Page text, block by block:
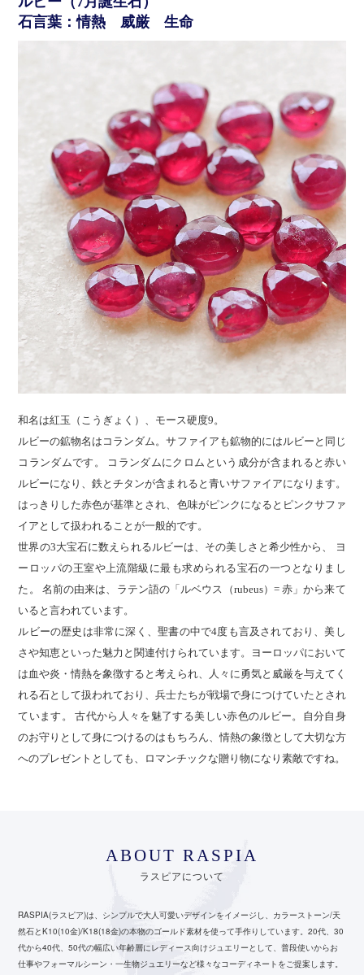
石言葉：情熱 威厳 生命
和名は紅玉（こうぎょく）、モース硬度9。
ルビーの鉱物名はコランダム。サファイアも鉱物的にはルビーと同じ
コランダムです。 コランダムにクロムという成分が含まれると赤い
ルビーになり、鉄とチタンが含まれると青いサファイアになります。
はっきりした赤色が基準とされ、色味がピンクになるとピンクサファ
イアとして扱われることが一般的です。
世界の3大宝石に数えられるルビーは、その美しさと希少性から、 ヨ
ーロッパの王室や上流階級に最も求められる宝石の一つとなりまし
た。 名前の由来は、ラテン語の「ルベウス（rubeus）= 赤」から来て
いると言われています。
ルビーの歴史は非常に深く、聖書の中で4度も言及されており、美し
さや知恵といった魅力と関連付けられています。ヨーロッパにおいて
は血や炎・情熱を象徴すると考えられ、人々に勇気と威厳を与えてく
れる石として扱われており、兵士たちが戦場で身につけていたとされ
ています。 古代から人々を魅了する美しい赤色のルビー。自分自身
のお守りとして身につけるのはもちろん、情熱の象徴として大切な方
へのプレゼントとしても、ロマンチックな贈り物になり素敵ですね。
ABOUT RASPIA
ラスピアについて
RASPIA(ラスピア)は、シンプルで大人可愛いデザインをイメージし、カラーストーン/天
然石とK10(10金)/K18(18金)の本物のゴールド素材を使って手作りしています。20代、30
代から40代、50代の幅広い年齢層にレディース向けジュエリーとして、普段使いからお
仕事やフォーマルシーン・一生物ジュエリーなど様々なコーディネートをご提案します。